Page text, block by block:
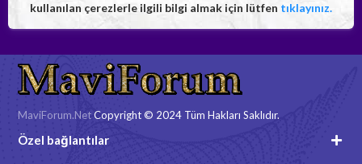
kullanılan çerezlerle ilgili bilgi almak için lütfen tıklayınız.
MaviForum.NetCopyright © 2024 Tüm Hakları Saklıdır.
Özel bağlantılar